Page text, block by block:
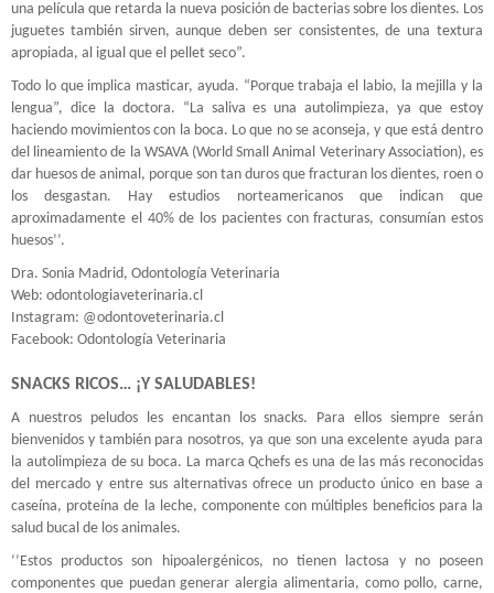
una película que retarda la nueva posición de bacterias sobre los dientes. Los
juguetes también sirven, aunque deben ser consistentes, de una textura
apropiada, al igual que el pellet seco”.
Todo lo que implica masticar, ayuda. “Porque trabaja el labio, la mejilla y la
lengua”, dice la doctora. “La saliva es una autolimpieza, ya que estoy
haciendo movimientos con la boca. Lo que no se aconseja, y que está dentro
del lineamiento de la WSAVA (World Small Animal Veterinary Association), es
dar huesos de animal, porque son tan duros que fracturan los dientes, roen o
los desgastan. Hay estudios norteamericanos que indican que
aproximadamente el 40% de los pacientes con fracturas, consumían estos
huesos’’.
Dra. Sonia Madrid, Odontología Veterinaria
Web: odontologiaveterinaria.cl
Instagram: @odontoveterinaria.cl
Facebook: Odontología Veterinaria
SNACKS RICOS… ¡Y SALUDABLES!
A nuestros peludos les encantan los snacks. Para ellos siempre serán
bienvenidos y también para nosotros, ya que son una excelente ayuda para
la autolimpieza de su boca. La marca Qchefs es una de las más reconocidas
del mercado y entre sus alternativas ofrece un producto único en base a
caseína, proteína de la leche, componente con múltiples beneficios para la
salud bucal de los animales.
‘’Estos productos son hipoalergénicos, no tienen lactosa y no poseen
componentes que puedan generar alergia alimentaria, como pollo, carne,